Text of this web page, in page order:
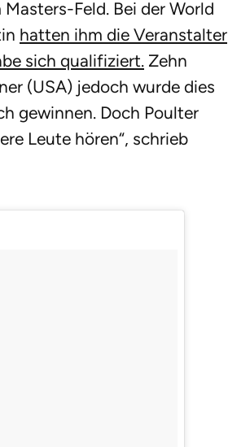
Feld. Bei der World
hatten ihm die Veranstalter
sich qualifiziert. Zehn
(USA) jedoch wurde dies
gewinnen. Doch Poulter
Leute hören“, schrieb